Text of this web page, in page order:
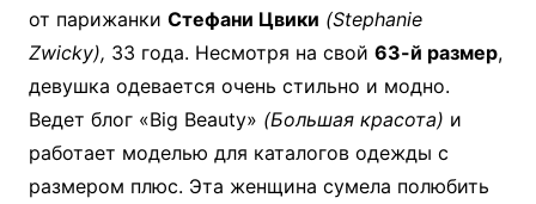
от парижанки Стефани Цвики (Stephanie
Zwicky), 33 года. Несмотря на свой 63-й размер,
девушка одевается очень стильно и модно.
Ведет блог «Big Beauty» (Большая красота) и
работает моделью для каталогов одежды с
размером плюс. Эта женщина сумела полюбить